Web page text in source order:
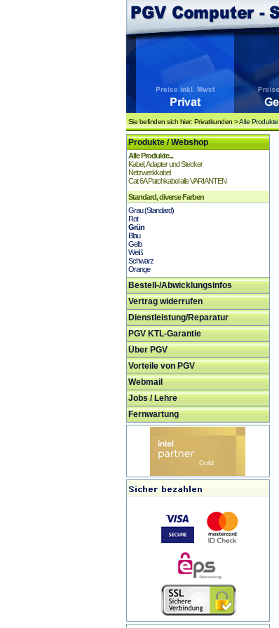
Sie befinden sich hier: Privatkunden >Alle Produkte
Produkte / Webshop
Alle Produkte...
Kabel, Adapter und Stecker
Netzwerkkabel
Cat 6A Patchkabel alle VARIANTEN
Standard, diverse Farben
Grau (Standard)
Rot
Grün
Blau
Gelb
Weiß
Schwarz
Orange
Bestell-/Abwicklungsinfos
Vertrag widerrufen
Dienstleistung/Reparatur
PGV KTL-Garantie
Über PGV
Vorteile von PGV
Webmail
Jobs / Lehre
Fernwartung